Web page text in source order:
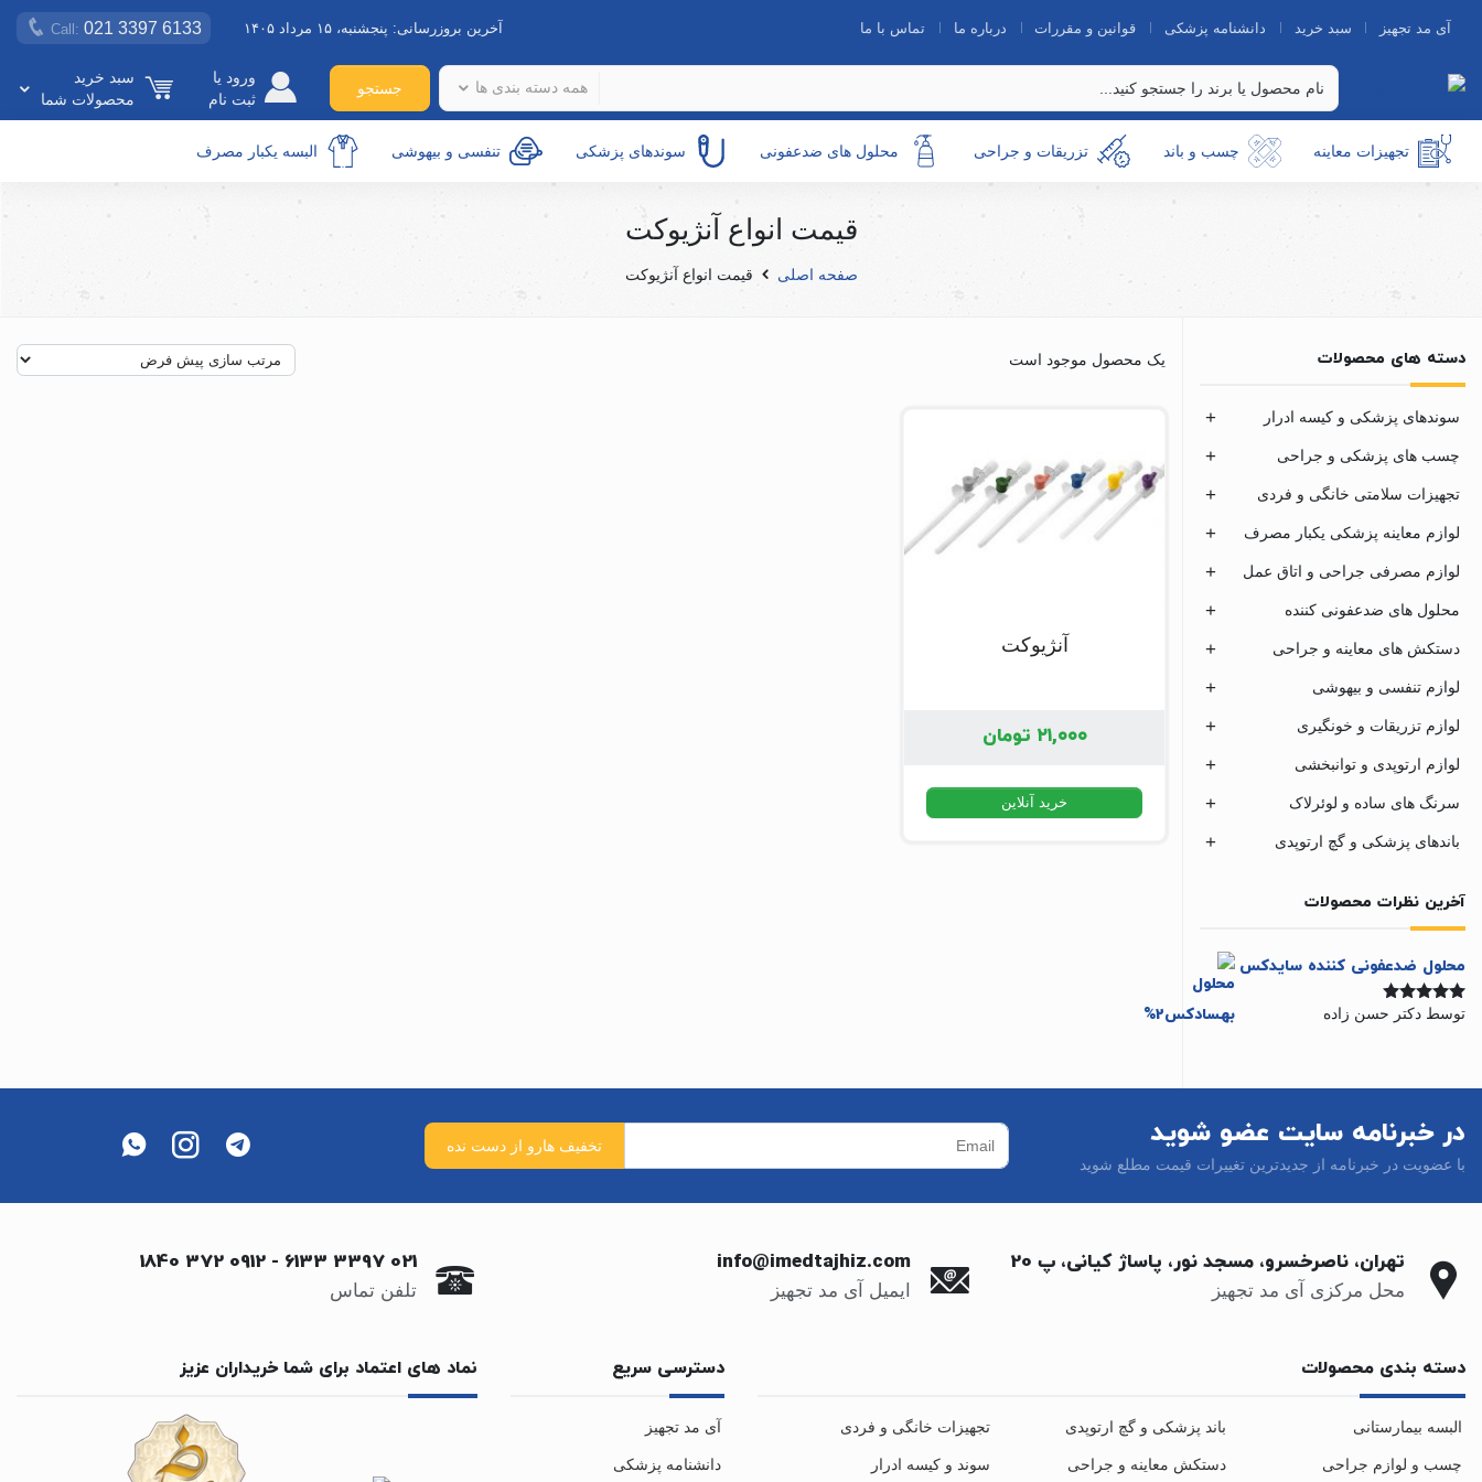
آی مد تجهیز سبد خرید دانشنامه پزشکی قوانین و مقررات درباره ما تماس با ما آخرین بروزرسانی: پنجشنبه، ۱۵ مرداد ۱۴۰۵ Call: 021 3397 6133
همه دسته بندی ها جستجو
ورود یا
ثبت نام
سبد خرید
محصولات شما
تجهیزات معاینه چسب و باند تزریقات و جراحی محلول های ضدعفونی سوندهای پزشکی تنفسی و بیهوشی البسه یکبار مصرف
قیمت انواع آنژیوکت
صفحه اصلی قیمت انواع آنژیوکت
دسته های محصولات
سوندهای پزشکی و کیسه ادرار
چسب های پزشکی و جراحی
تجهیزات سلامتی خانگی و فردی
لوازم معاینه پزشکی یکبار مصرف
لوازم مصرفی جراحی و اتاق عمل
محلول های ضدعفونی کننده
دستکش های معاینه و جراحی
لوازم تنفسی و بیهوشی
لوازم تزریقات و خونگیری
لوازم ارتوپدی و توانبخشی
سرنگ های ساده و لوئرلاک
باندهای پزشکی و گچ ارتوپدی
آخرین نظرات محصولات
محلول ضدعفونی کننده سایدکس
نمره5از 5
توسط دکتر حسن زاده
یک محصول موجود است
آنژیوکت
۲۱,۰۰۰ تومان
خرید آنلاین
در خبرنامه سایت عضو شوید
با عضویت در خبرنامه از جدیدترین تغییرات قیمت مطلع شوید
تهران، ناصرخسرو، مسجد نور، پاساژ کیانی، پ 20
محل مرکزی آی مد تجهیز
info@imedtajhiz.com
ایمیل آی مد تجهیز
021 3397 6133
-
0912 372 1840
تلفن تماس
دسته بندی محصولات
البسه بیمارستانی باند پزشکی و گچ ارتوپدی تجهیزات خانگی و فردی
چسب و لوازم جراحی دستکش معاینه و جراحی سوند و کیسه ادرار
دسترسی سریع
آی مد تجهیز
دانشنامه پزشکی
نماد های اعتماد برای شما خریداران عزیز